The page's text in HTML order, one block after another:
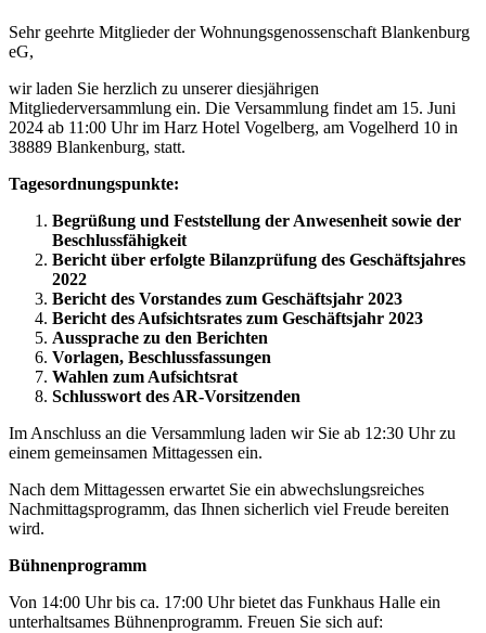
Sehr geehrte Mitglieder der Wohnungsgenossenschaft Blankenburg
eG,
wir laden Sie herzlich zu unserer diesjährigen
Mitgliederversammlung ein. Die Versammlung findet am 15. Juni
2024 ab 11:00 Uhr im Harz Hotel Vogelberg, am Vogelherd 10 in
38889 Blankenburg, statt.
Tagesordnungspunkte:
Begrüßung und Feststellung der Anwesenheit sowie der
Beschlussfähigkeit
Bericht über erfolgte Bilanzprüfung des Geschäftsjahres
2022
Bericht des Vorstandes zum Geschäftsjahr 2023
Bericht des Aufsichtsrates zum Geschäftsjahr 2023
Aussprache zu den Berichten
Vorlagen, Beschlussfassungen
Wahlen zum Aufsichtsrat
Schlusswort des AR-Vorsitzenden
Im Anschluss an die Versammlung laden wir Sie ab 12:30 Uhr zu
einem gemeinsamen Mittagessen ein.
Nach dem Mittagessen erwartet Sie ein abwechslungsreiches
Nachmittagsprogramm, das Ihnen sicherlich viel Freude bereiten
wird.
Bühnenprogramm
Von 14:00 Uhr bis ca. 17:00 Uhr bietet das Funkhaus Halle ein
unterhaltsames Bühnenprogramm. Freuen Sie sich auf: